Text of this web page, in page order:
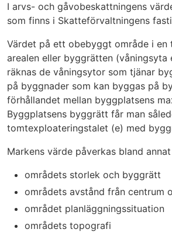
I arvs- och gåvobeskattningens
som finns i Skatteförvaltningens
Värdet på ett obebyggt område i
arealen eller byggrätten
räknas de våningsytor som tjänar
på byggnader som kan byggas på
förhållandet mellan byggplatsens
Byggplatsens byggrätt får man
tomtexploateringstalet (e) med
Markens värde påverkas bland
områdets storlek och byggrätt
områdets avstånd från centrum
området planläggningssituation
områdets topografi